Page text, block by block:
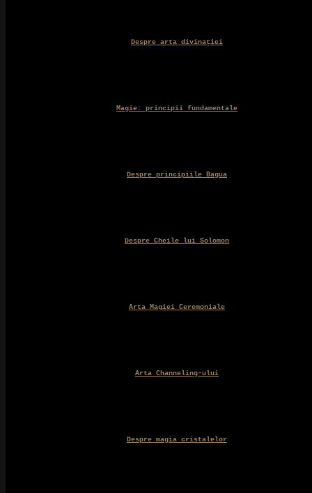
Despre arta divinației
Magie: principii fundamentale
Despre principiile Bagua
Despre Cheile lui Solomon
Arta Magiei Ceremoniale
Arta Channeling-ului
Despre magia cristalelor